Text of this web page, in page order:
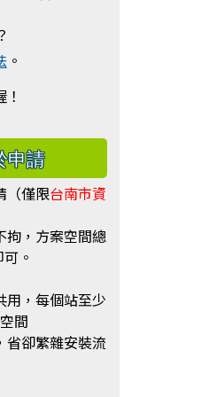
。
容
（僅限台南市資
拘，方案空間總
。
用，每個站至少
間
省卻繁雜安裝流